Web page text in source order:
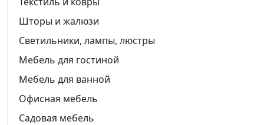
Шторы и жалюзи
Светильники, лампы, люстры
Мебель для гостиной
Мебель для ванной
Офисная мебель
Садовая мебель